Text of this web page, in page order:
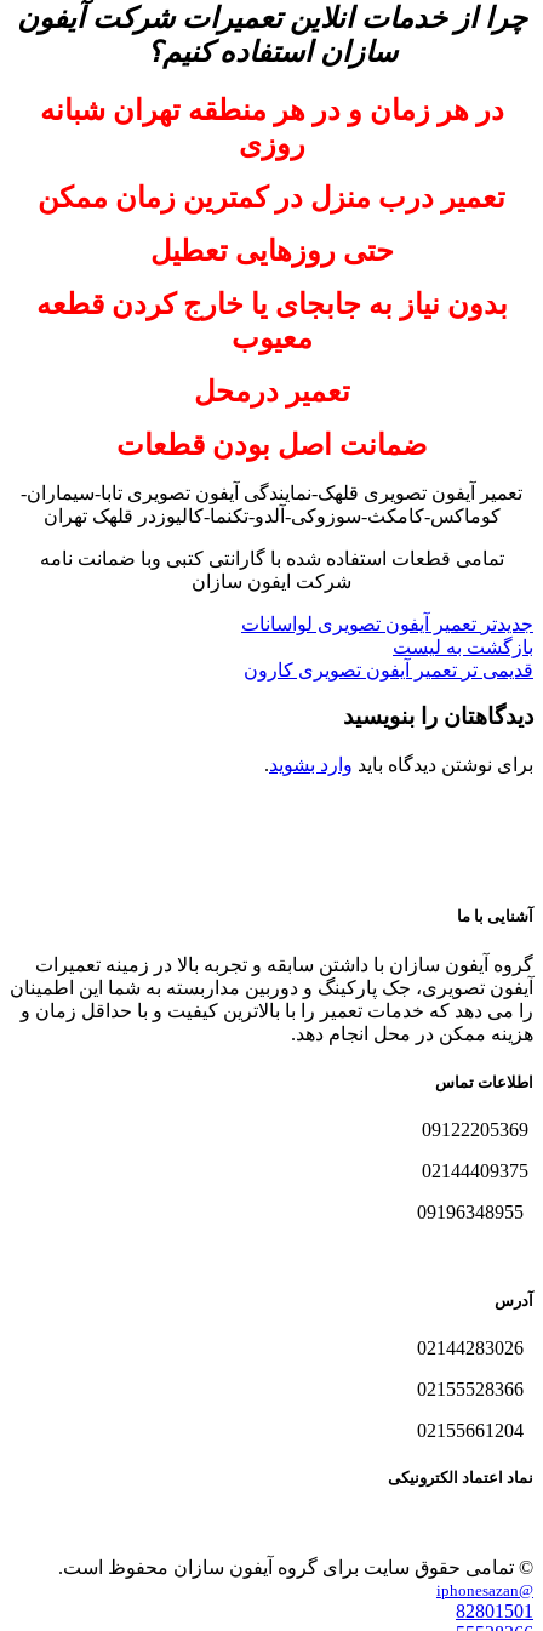
چرا از خدمات انلاین تعمیرات شرکت آیفون
سازان استفاده کنیم؟
در هر زمان و در هر منطقه تهران شبانه
روزی
تعمیر درب منزل در کمترین زمان ممکن
حتی روزهایی تعطیل
بدون نیاز به جابجای یا خارج کردن قطعه
معیوب
تعمیر درمحل
ضمانت اصل بودن قطعات
تعمیر آیفون تصویری قلهک-نمایندگی آیفون تصویری تابا-سیماران-
کوماکس-کامکث-سوزوکی-آلدو-تکنما-کالیوزدر قلهک تهران
تمامی قطعات استفاده شده با گارانتی کتبی وبا ضمانت نامه
شرکت ایفون سازان
جدیدتر تعمیر آیفون تصویری لواسانات
بازگشت به لیست
قدیمی تر تعمیر آیفون تصویری کارون
دیدگاهتان را بنویسید
برای نوشتن دیدگاه باید وارد بشوید.
آشنایی با ما
گروه آیفون سازان با داشتن سابقه و تجربه بالا در زمینه تعمیرات
آیفون تصویری، جک پارکینگ و دوربین مداربسته به شما این اطمینان
را می دهد که خدمات تعمیر را با بالاترین کیفیت و با حداقل زمان و
هزینه ممکن در محل انجام دهد.
اطلاعات تماس
آدرس
نماد اعتماد الکترونیکی
© تمامی حقوق سایت برای گروه آیفون سازان محفوظ است.
@iphonesazan
82801501